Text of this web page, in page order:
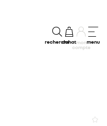
rechercheachatmon
compte
menu